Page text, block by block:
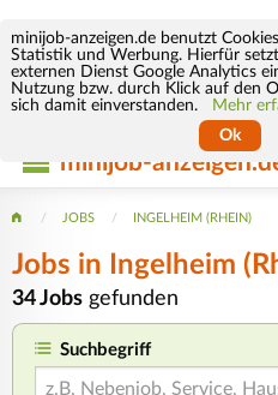
minijob-anzeigen.de benutzt
Statistik und Werbung. Hierfür
externen Dienst Google Analytics
Nutzung bzw. durch Klick auf den
sich damit einverstanden.
Mehr
Ok
minijob-
JOBS INGELHEIM (RHEIN)
Jobs in Ingelheim
34 Jobs gefunden
Suchbegriff